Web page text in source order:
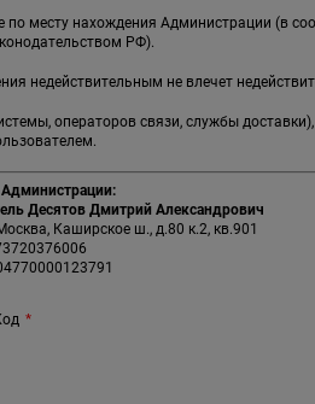
месту нахождения Администрации (в
РФ).
недействительным не влечет
операторов связи, службы
Десятов Дмитрий Александрович
Каширское ш., д.80 к.2, кв.901